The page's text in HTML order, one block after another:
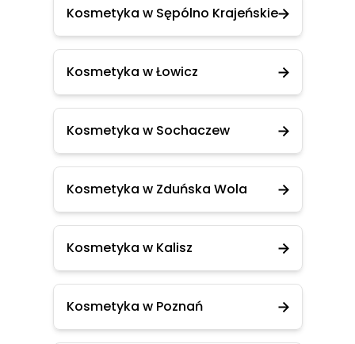
Kosmetyka w Sępólno Krajeńskie
Kosmetyka w Łowicz
Kosmetyka w Sochaczew
Kosmetyka w Zduńska Wola
Kosmetyka w Kalisz
Kosmetyka w Poznań